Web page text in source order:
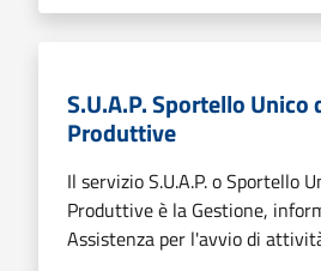
S.U.A.P. Sportello
Produttive
Il servizio S.U.A.P. o Sportello
Produttive è la Gestione,
Assistenza per l'avvio di